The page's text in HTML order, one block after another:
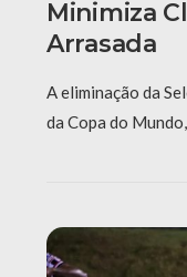
Minimiza
Arrasada
A eliminação da
da Copa do